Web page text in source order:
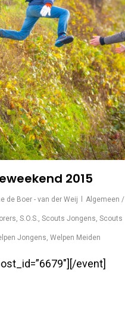
2015
de Boer - van der Weij Algemeen /
, S.O.S., Scouts Jongens, Scouts
Jongens, Welpen Meiden
event]